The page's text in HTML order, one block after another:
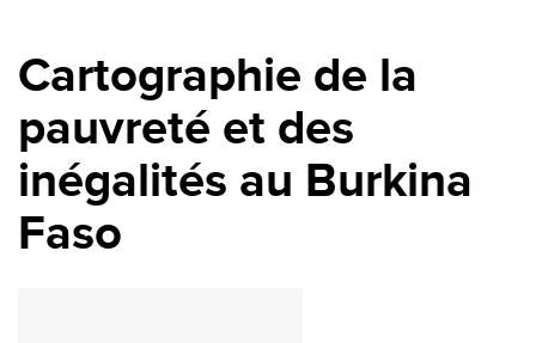
Cartographie de la
pauvreté et des
inégalités au Burkina
Faso